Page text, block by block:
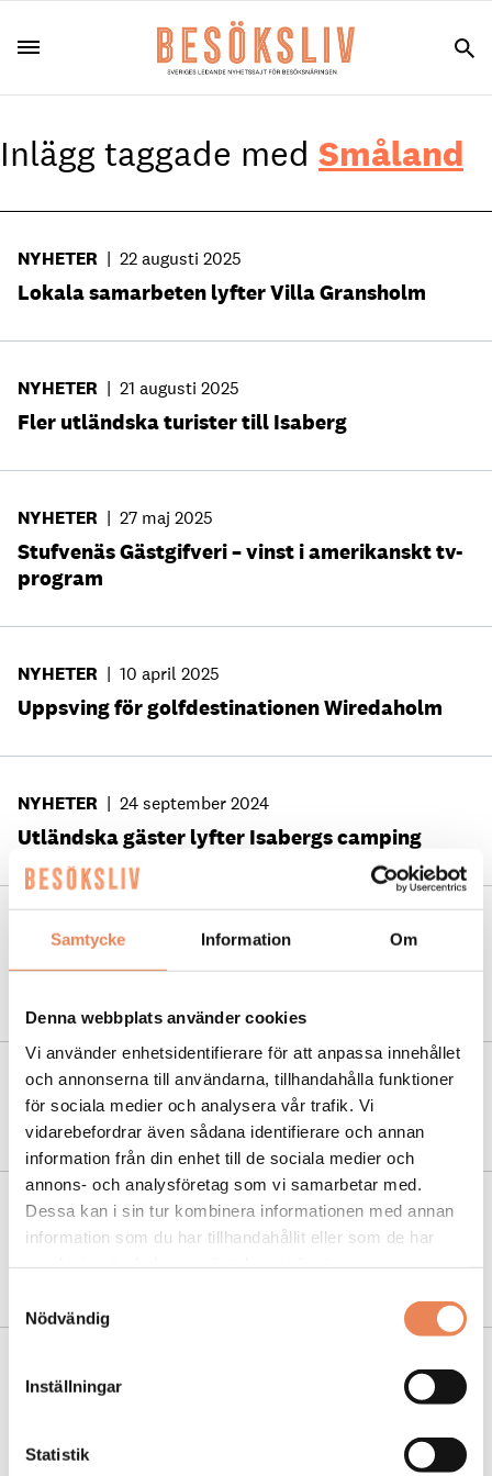
Samtycke Information Om
Denna webbplats använder cookies
Vi använder enhetsidentifierare för att anpassa innehållet
och annonserna till användarna, tillhandahålla funktioner
för sociala medier och analysera vår trafik. Vi
vidarebefordrar även sådana identifierare och annan
information från din enhet till de sociala medier och
annons- och analysföretag som vi samarbetar med.
Dessa kan i sin tur kombinera informationen med annan
information som du har tillhandahållit eller som de har
Nödvändig
Inställningar
Statistik
Inlägg taggade med Småland
NYHETER | 22 augusti 2025
Lokala samarbeten lyfter Villa Gransholm
NYHETER | 21 augusti 2025
Fler utländska turister till Isaberg
NYHETER | 27 maj 2025
Stufvenäs Gästgifveri – vinst i amerikanskt tv-
program
NYHETER | 10 april 2025
Uppsving för golfdestinationen Wiredaholm
NYHETER | 24 september 2024
Utländska gäster lyfter Isabergs camping
NYHETER | 14 februari 2024
Astrid Lindgrens Värld satsar 30 miljoner på
NYHETER | 24 januari 2022
”Vi tror på en stark sommar”
NYHETER | 29 november 2021
Astrid Lindgrens Värld hoppas på
NYHETER
Destination Åsnen på internationell topplista